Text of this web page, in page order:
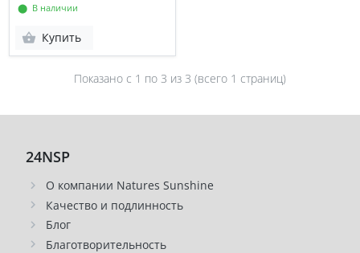
⬤ В наличии
Купить
Показано с 1 по 3 из 3 (всего 1 страниц)
24NSP
О компании Natures Sunshine
Качество и подлинность
Блог
Благотворительность